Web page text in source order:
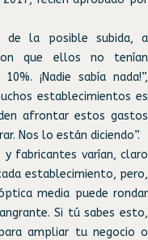
de la posible subida, a
que ellos no tenían
¡Nadie sabía nada!”,
establecimientos es
afrontar estos gastos
Nos lo están diciendo”.
y fabricantes varían, claro
establecimiento, pero,
media puede rondar
Si tú sabes esto,
ampliar tu negocio o